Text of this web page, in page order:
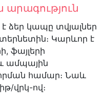
արագություն
ձեր կապը տվյալներ
Կարևոր է
ֆայլերի
ամպային
համար։ Նաև
վրկ-ով։